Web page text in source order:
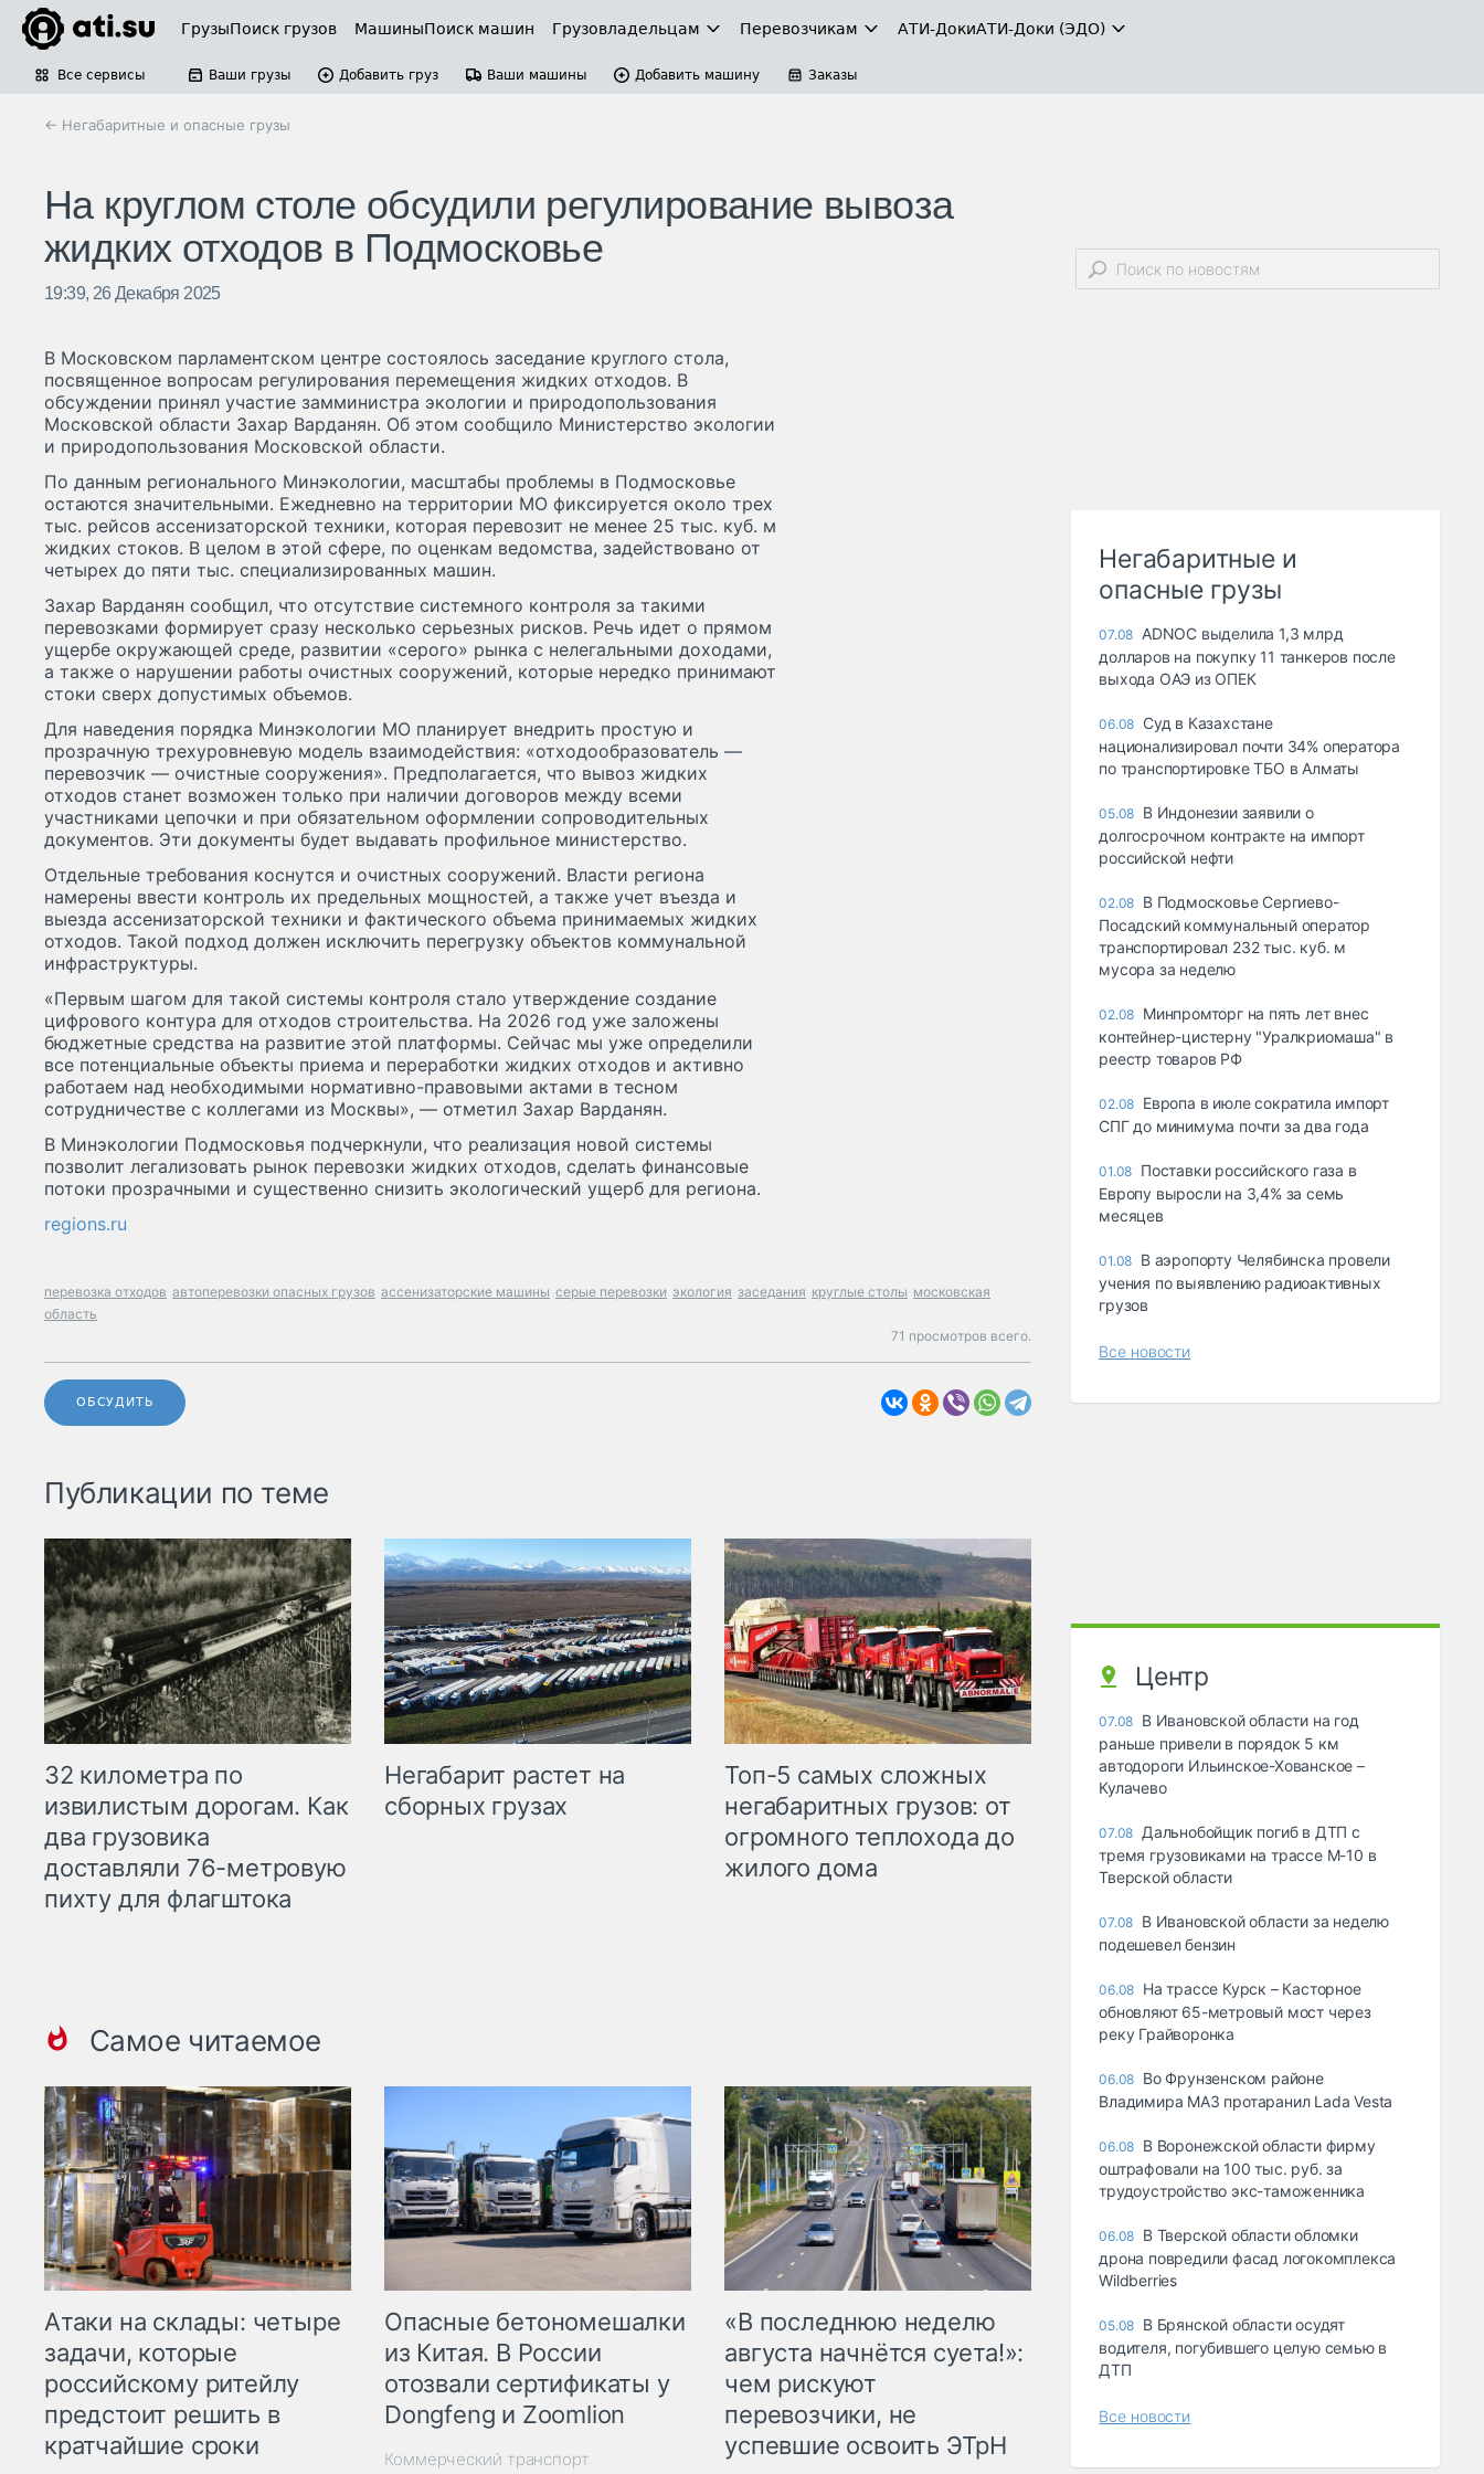
ГрузыПоиск грузов МашиныПоиск машин Грузовладельцам Перевозчикам АТИ-ДокиАТИ-Доки (ЭДО)
Все сервисы Ваши грузы Добавить груз Ваши машины Добавить машину Заказы
← Негабаритные и опасные грузы
На круглом столе обсудили регулирование вывоза
жидких отходов в Подмосковье
19:39, 26 Декабря 2025
В Московском парламентском центре состоялось заседание круглого стола,
посвященное вопросам регулирования перемещения жидких отходов. В
обсуждении принял участие замминистра экологии и природопользования
Московской области Захар Варданян. Об этом сообщило Министерство экологии
и природопользования Московской области.
По данным регионального Минэкологии, масштабы проблемы в Подмосковье
остаются значительными. Ежедневно на территории МО фиксируется около трех
тыс. рейсов ассенизаторской техники, которая перевозит не менее 25 тыс. куб. м
жидких стоков. В целом в этой сфере, по оценкам ведомства, задействовано от
четырех до пяти тыс. специализированных машин.
Захар Варданян сообщил, что отсутствие системного контроля за такими
перевозками формирует сразу несколько серьезных рисков. Речь идет о прямом
ущербе окружающей среде, развитии «серого» рынка с нелегальными доходами,
а также о нарушении работы очистных сооружений, которые нередко принимают
стоки сверх допустимых объемов.
Для наведения порядка Минэкологии МО планирует внедрить простую и
прозрачную трехуровневую модель взаимодействия: «отходообразователь —
перевозчик — очистные сооружения». Предполагается, что вывоз жидких
отходов станет возможен только при наличии договоров между всеми
участниками цепочки и при обязательном оформлении сопроводительных
документов. Эти документы будет выдавать профильное министерство.
Отдельные требования коснутся и очистных сооружений. Власти региона
намерены ввести контроль их предельных мощностей, а также учет въезда и
выезда ассенизаторской техники и фактического объема принимаемых жидких
отходов. Такой подход должен исключить перегрузку объектов коммунальной
инфраструктуры.
«Первым шагом для такой системы контроля стало утверждение создание
цифрового контура для отходов строительства. На 2026 год уже заложены
бюджетные средства на развитие этой платформы. Сейчас мы уже определили
все потенциальные объекты приема и переработки жидких отходов и активно
работаем над необходимыми нормативно-правовыми актами в тесном
сотрудничестве с коллегами из Москвы», — отметил Захар Варданян.
В Минэкологии Подмосковья подчеркнули, что реализация новой системы
позволит легализовать рынок перевозки жидких отходов, сделать финансовые
потоки прозрачными и существенно снизить экологический ущерб для региона.
regions.ru
перевозка отходов автоперевозки опасных грузов ассенизаторские машины серые перевозки экология заседания круглые столы московская
область
71 просмотров всего.
ОБСУДИТЬ
Публикации по теме
32 километра по
извилистым дорогам. Как
два грузовика
доставляли 76-метровую
пихту для флагштока
Негабарит растет на
сборных грузах
Топ-5 самых сложных
негабаритных грузов: от
огромного теплохода до
жилого дома
Самое читаемое
Атаки на склады: четыре
задачи, которые
российскому ритейлу
предстоит решить в
кратчайшие сроки
Опасные бетономешалки
из Китая. В России
отозвали сертификаты у
Dongfeng и Zoomlion
Коммерческий транспорт
«В последнюю неделю
августа начнётся суета!»:
чем рискуют
перевозчики, не
успевшие освоить ЭТрН
Негабаритные и
опасные грузы
07.08 ADNOC выделила 1,3 млрд
долларов на покупку 11 танкеров после
выхода ОАЭ из ОПЕК
06.08 Суд в Казахстане
национализировал почти 34% оператора
по транспортировке ТБО в Алматы
05.08 В Индонезии заявили о
долгосрочном контракте на импорт
российской нефти
02.08 В Подмосковье Сергиево-
Посадский коммунальный оператор
транспортировал 232 тыс. куб. м
мусора за неделю
02.08 Минпромторг на пять лет внес
контейнер-цистерну "Уралкриомаша" в
реестр товаров РФ
02.08 Европа в июле сократила импорт
СПГ до минимума почти за два года
01.08 Поставки российского газа в
Европу выросли на 3,4% за семь
месяцев
01.08 В аэропорту Челябинска провели
учения по выявлению радиоактивных
грузов
Все новости
Центр
07.08 В Ивановской области на год
раньше привели в порядок 5 км
автодороги Ильинское-Хованское –
Кулачево
07.08 Дальнобойщик погиб в ДТП с
тремя грузовиками на трассе М-10 в
Тверской области
07.08 В Ивановской области за неделю
подешевел бензин
06.08 На трассе Курск – Касторное
обновляют 65-метровый мост через
реку Грайворонка
06.08 Во Фрунзенском районе
Владимира МАЗ протаранил Lada Vesta
06.08 В Воронежской области фирму
оштрафовали на 100 тыс. руб. за
трудоустройство экс-таможенника
06.08 В Тверской области обломки
дрона повредили фасад логокомплекса
Wildberries
05.08 В Брянской области осудят
водителя, погубившего целую семью в
ДТП
Все новости